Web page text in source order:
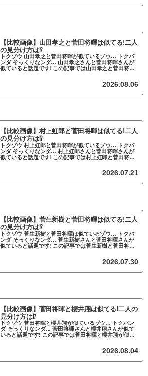
【比較画像】山田孝之と菅田将暉は似てる!二人
の見分け方は⁉
トクゾウ 山田孝之と菅田将暉が似ているゾウ… トクパ
ンダ そっくりなンダ… 山田孝之さんと菅田将暉さんが
似ていると話題です! この記事では山田孝之と菅田将暉
2026.08.06
【比較画像】村上虹郎と菅田将暉は似てる!二人
の見分け方は⁉
トクゾウ 村上虹郎と菅田将暉が似ているゾウ… トクパ
ンダ そっくりなンダ… 村上虹郎さんと菅田将暉さんが
似ていると話題です! この記事では村上虹郎と菅田将暉
2026.07.21
【比較画像】菅生新樹と菅田将暉は似てる!二人
の見分け方は⁉
トクゾウ 菅生新樹と菅田将暉は似ているゾウ… トクパ
ンダ そっくりなンダ… 菅生新樹さんと菅田将暉さんが
似ていると話題です! この記事では菅生新樹と菅田将暉
2026.07.30
【比較画像】菅田将暉と櫻井翔は似てる!二人の
見分け方は⁉
トクゾウ 菅田将暉と櫻井翔が似ているゾウ… トクパン
ダ そっくりなンダ… 菅田将暉さんと櫻井翔さんが似て
いると話題です! この記事では菅田将暉と櫻井翔が似て
2026.08.04